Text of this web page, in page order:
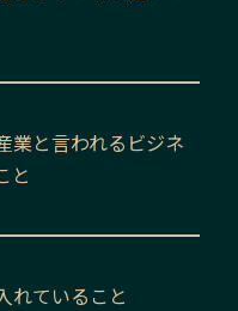
業と言われるビジネ
と
れていること